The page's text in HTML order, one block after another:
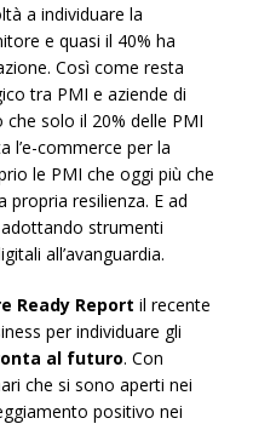
a individuare la
e quasi il 40% ha
Così come resta
tra PMI e aziende di
solo il 20% delle PMI
l’e-commerce per la
le PMI che oggi più che
resilienza. E ad
adottando strumenti
all’avanguardia.
Ready Report il recente
per individuare gli
al futuro. Con
che si sono aperti nei
positivo nei